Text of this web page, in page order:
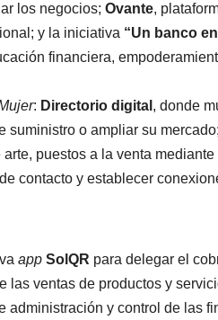
los negocios; Ovante,
y la iniciativa “Un banco
financiera,
: Directorio digital , donde
suministro o ampliar su mercado;
puestos a la venta
contacto y establecer
app SolQR para delegar el
las ventas de productos y
administración y control de las